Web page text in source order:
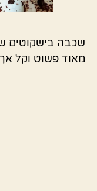
שכבה בישקוטים
מאוד פשוט וקל